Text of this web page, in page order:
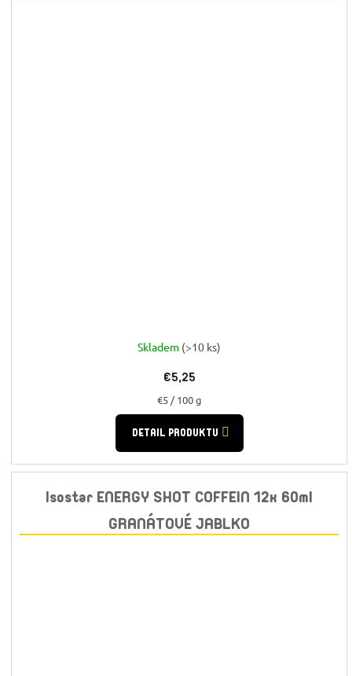
Skladem (>10 ks)
€5,25
Jednotková
cena:
€5 / 100 g
DETAIL PRODUKTU
Isostar ENERGY SHOT COFFEIN 12x 60ml
GRANÁTOVÉ JABLKO